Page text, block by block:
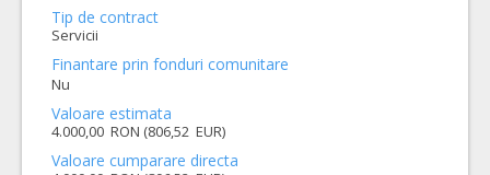
Tip de contract
Servicii
Finantare prin fonduri comunitare
Nu
Valoare estimata
4.000,00 RON (806,52 EUR)
Valoare cumparare directa